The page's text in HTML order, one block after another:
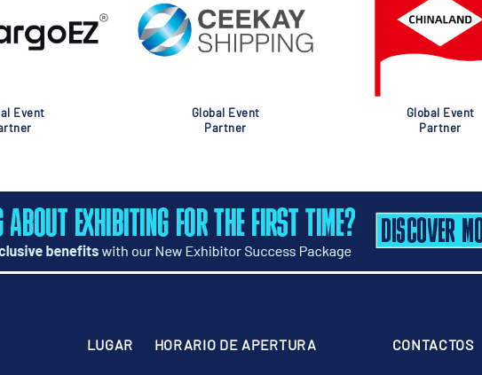
Event
Global Event
Partner
Global Event
Partner
LUGAR HORARIO DE APERTURA CONTACTOS